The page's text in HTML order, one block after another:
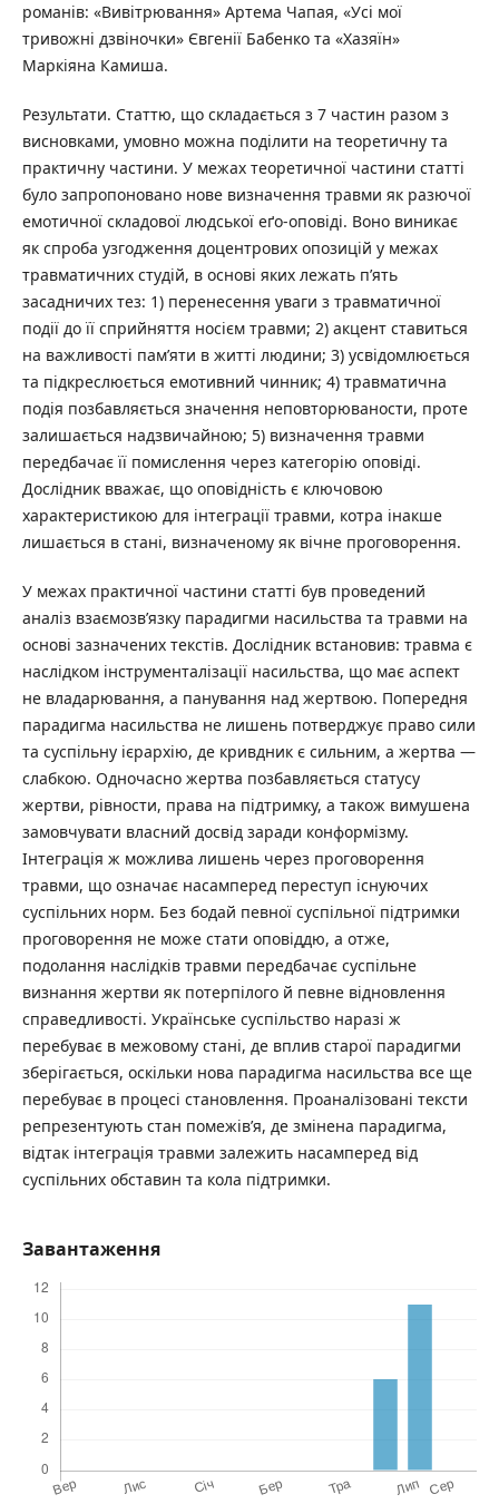
романів: «Вивітрювання» Артема Чапая, «Усі мої
тривожні дзвіночки» Євгенії Бабенко та «Хазяїн»
Маркіяна Камиша.
Результати. Статтю, що складається з 7 частин разом з
висновками, умовно можна поділити на теоретичну та
практичну частини. У межах теоретичної частини статті
було запропоновано нове визначення травми як разючої
емотичної складової людської еґо-оповіді. Воно виникає
як спроба узгодження доцентрових опозицій у межах
травматичних студій, в основі яких лежать п’ять
засадничих тез: 1) перенесення уваги з травматичної
події до її сприйняття носієм травми; 2) акцент ставиться
на важливості пам’яти в житті людини; 3) усвідомлюється
та підкреслюється емотивний чинник; 4) травматична
подія позбавляється значення неповторюваности, проте
залишається надзвичайною; 5) визначення травми
передбачає її помислення через категорію оповіді.
Дослідник вважає, що оповідність є ключовою
характеристикою для інтеграції травми, котра інакше
лишається в стані, визначеному як вічне проговорення.
У межах практичної частини статті був проведений
аналіз взаємозв’язку парадигми насильства та травми на
основі зазначених текстів. Дослідник встановив: травма є
наслідком інструменталізації насильства, що має аспект
не владарювання, а панування над жертвою. Попередня
парадигма насильства не лишень потверджує право сили
та суспільну ієрархію, де кривдник є сильним, а жертва —
слабкою. Одночасно жертва позбавляється статусу
жертви, рівности, права на підтримку, а також вимушена
замовчувати власний досвід заради конформізму.
Інтеграція ж можлива лишень через проговорення
травми, що означає насамперед переступ існуючих
суспільних норм. Без бодай певної суспільної підтримки
проговорення не може стати оповіддю, а отже,
подолання наслідків травми передбачає суспільне
визнання жертви як потерпілого й певне відновлення
справедливості. Українське суспільство наразі ж
перебуває в межовому стані, де вплив старої парадигми
зберігається, оскільки нова парадигма насильства все ще
перебуває в процесі становлення. Проаналізовані тексти
репрезентують стан помежів’я, де змінена парадигма,
відтак інтеграція травми залежить насамперед від
суспільних обставин та кола підтримки.
Завантаження